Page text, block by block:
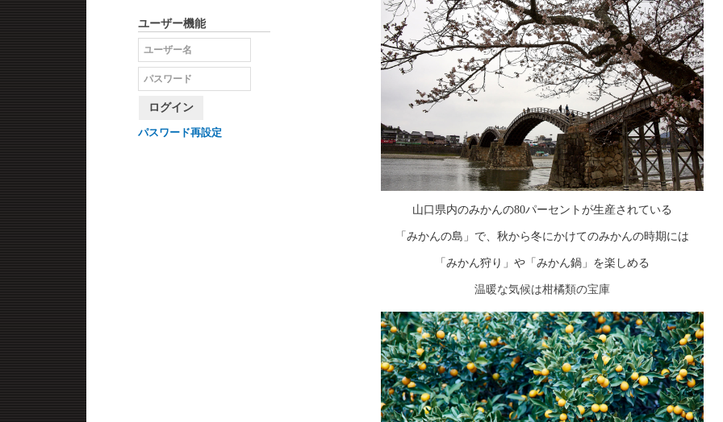
山口県内のみかんの80パーセントが生産されている
「みかんの島」で、秋から冬にかけてのみかんの時期には
「みかん狩り」や「みかん鍋」を楽しめる
温暖な気候は柑橘類の宝庫
ユーザー機能
ログイン
パスワード再設定